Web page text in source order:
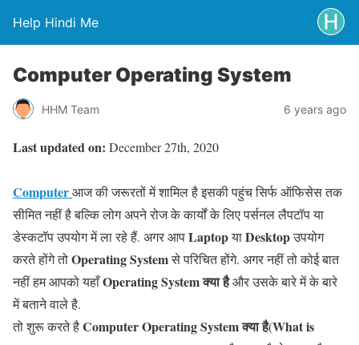
Help Hindi Me
Computer Operating System
HHM Team 6 years ago
Last updated on: December 27th, 2020
Computerआज की जरूरतों में शामिल है इसकी पहुंच सिर्फ ऑफिसेस तक
सीमित नहीं है बल्कि लोग अपने रोज के कार्यों के लिए पर्सनल लैपटॉप या
डेस्कटॉप उपयोग में ला रहे हैं. अगर आपLaptopयाDesktopउपयोग
करते होंगे तोOperating Systemसे परिचित होंगे. अगर नहीं तो कोई बात
नहीं हम आपको यहाँOperating Systemक्या हैऔर उसके बारे में के बारे
में बताने वाले है.
तो शुरू करते हैComputerOperating Systemक्या है(What is